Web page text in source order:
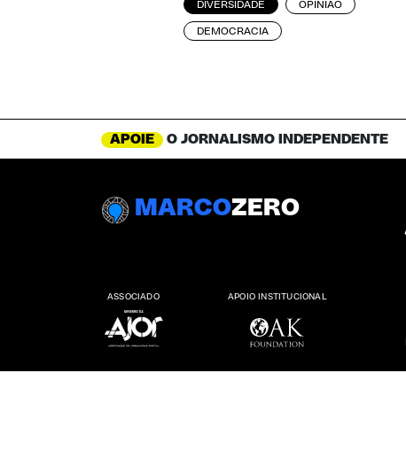
DIVERSIDADE OPINIÃO
DEMOCRACIA
APOIE O JORNALISMO INDEPENDENTE
MARCOZERO
ASSOCIADO APOIO INSTITUCIONAL